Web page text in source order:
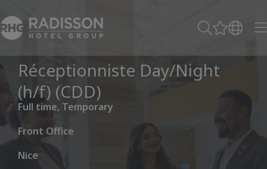
Réceptionniste Day/Night
(h/f) (CDD)
Full time, Temporary
Front Office
Nice